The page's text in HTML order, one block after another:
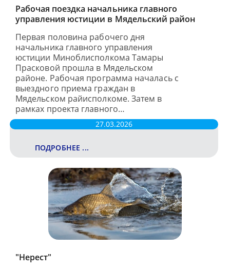
Рабочая поездка начальника главного
управления юстиции в Мядельский район
Первая половина рабочего дня
начальника главного управления
юстиции Миноблисполкома Тамары
Прасковой прошла в Мядельском
районе. Рабочая программа началась с
выездного приема граждан в
Мядельском райисполкоме. Затем в
рамках проекта главного…
27.03.2026
ПОДРОБНЕЕ ...
"Нерест"